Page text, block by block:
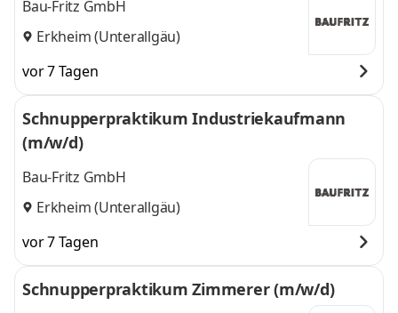
Bau-Fritz GmbH
Erkheim (Unterallgäu)
vor 7 Tagen
Schnupperpraktikum Industriekaufmann
(m/w/d)
Bau-Fritz GmbH
Erkheim (Unterallgäu)
vor 7 Tagen
Schnupperpraktikum Zimmerer (m/w/d)